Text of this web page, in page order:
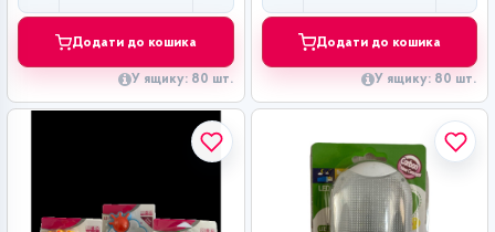
Додати до кошика
У ящику: 80 шт.
Додати до кошика
У ящику: 80 шт.